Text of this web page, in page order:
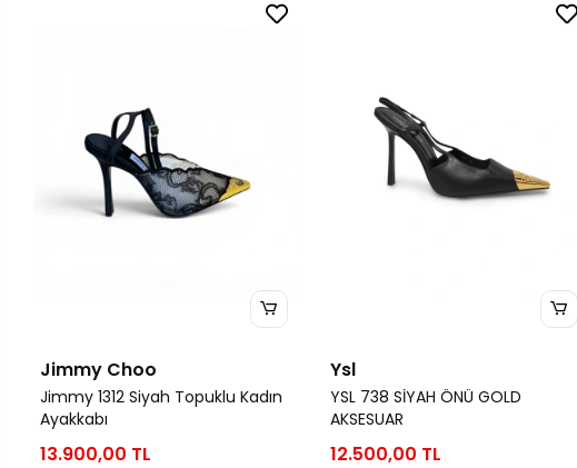
Jimmy Choo
Jimmy 1312 Siyah Topuklu Kadın
Ayakkabı
13.900,00 TL
Ysl
YSL 738 SİYAH ÖNÜ GOLD
AKSESUAR
12.500,00 TL